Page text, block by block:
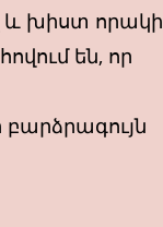
խիստ որակի
են, որ